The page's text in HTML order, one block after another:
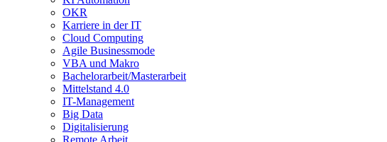
OKR
Karriere in der IT
Cloud Computing
Agile Businessmode
VBA und Makro
Bachelorarbeit/Masterarbeit
Mittelstand 4.0
IT-Management
Big Data
Digitalisierung
Remote Arbeit